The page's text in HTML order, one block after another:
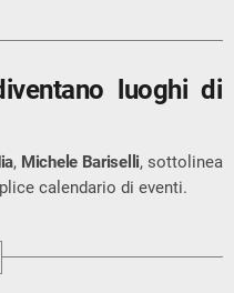
luoghi di
, Michele Bariselli, sottolinea
calendario di eventi.